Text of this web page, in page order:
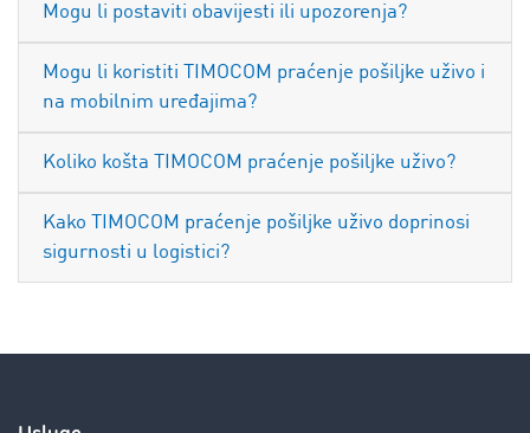
Mogu li postaviti obavijesti ili upozorenja?
Mogu li koristiti TIMOCOM praćenje pošiljke uživo i
na mobilnim uređajima?
Koliko košta TIMOCOM praćenje pošiljke uživo?
Kako TIMOCOM praćenje pošiljke uživo doprinosi
sigurnosti u logistici?